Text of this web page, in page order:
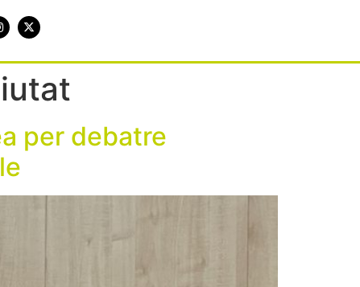
per debatre